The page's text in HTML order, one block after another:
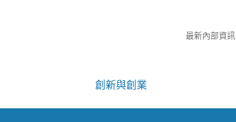
最新內部資訊
創新與創業